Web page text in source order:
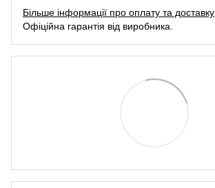
Більше інформації про оплату та доставку
Офіційна гарантія від виробника.